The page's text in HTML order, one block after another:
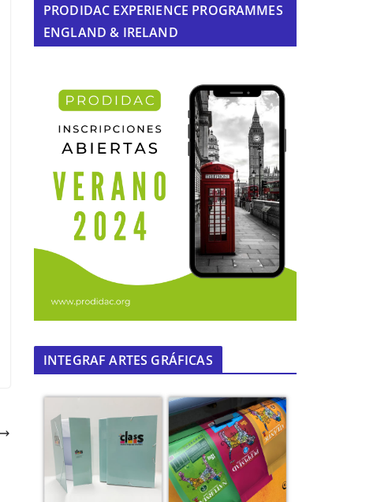
PRODIDAC EXPERIENCE PROGRAMMES
ENGLAND & IRELAND
INTEGRAF ARTES GRÁFICAS